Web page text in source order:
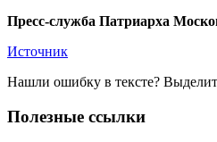
Пресс-служба Патриарха
Источник
Нашли ошибку в тексте?
Полезные ссылки